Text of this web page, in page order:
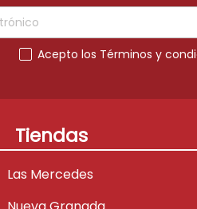
Acepto los Términos y
Tiendas
Las Mercedes